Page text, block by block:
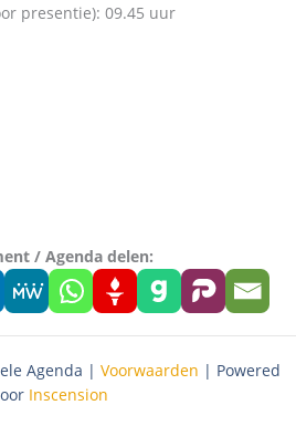
presentie): 09.45 uur
/ Agenda delen:
Agenda | Voorwaarden | Powered
Inscension